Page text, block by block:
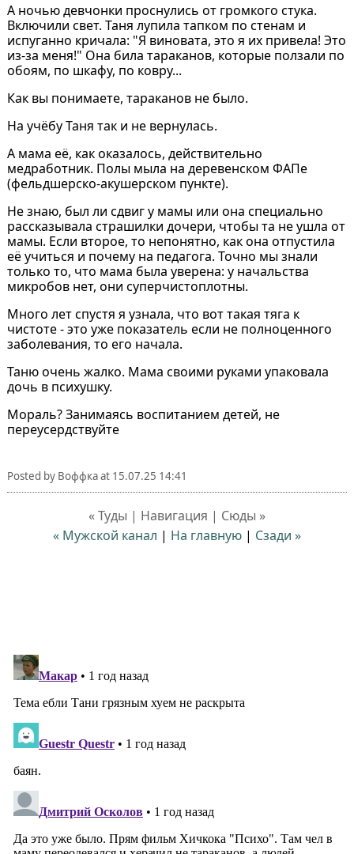
А ночью девчонки проснулись от громкого стука.
Включили свет. Таня лупила тапком по стенам и
испуганно кричала: "Я виновата, это я их привела! Это
из-за меня!" Она била тараканов, которые ползали по
обоям, по шкафу, по ковру...
Как вы понимаете, тараканов не было.
На учёбу Таня так и не вернулась.
А мама её, как оказалось, действительно
медработник. Полы мыла на деревенском ФАПе
(фельдшерско-акушерском пункте).
Не знаю, был ли сдвиг у мамы или она специально
рассказывала страшилки дочери, чтобы та не ушла от
мамы. Если второе, то непонятно, как она отпустила
её учиться и почему на педагога. Точно мы знали
только то, что мама была уверена: у начальства
микробов нет, они суперчистоплотны.
Много лет спустя я узнала, что вот такая тяга к
чистоте - это уже показатель если не полноценного
заболевания, то его начала.
Таню очень жалко. Мама своими руками упаковала
дочь в психушку.
Мораль? Занимаясь воспитанием детей, не
переусердствуйте
Posted by Воффкаat 15.07.25 14:41
« Туды | Навигация | Сюды »
« Мужской канал | На главную | Сзади »